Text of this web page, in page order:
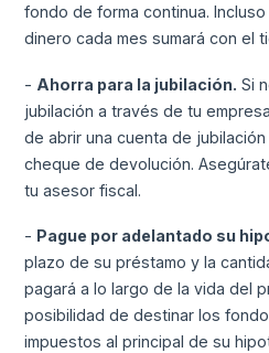
fondo de forma continua.
dinero cada mes sumará con el
- Ahorra para la jubilación. Si
jubilación a través de tu
de abrir una cuenta de
cheque de devolución.
tu asesor fiscal.
- Pague por adelantado su
plazo de su préstamo y la
pagará a lo largo de la vida del
posibilidad de destinar los
impuestos al principal de su